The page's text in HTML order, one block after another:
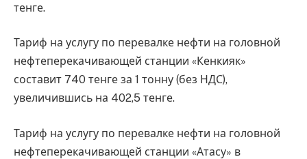
тенге.
Тариф на услугу по перевалке нефти на головной
нефтеперекачивающей станции «Кенкияк»
составит 740 тенге за 1 тонну (без НДС),
увеличившись на 402,5 тенге.
Тариф на услугу по перевалке нефти на головной
нефтеперекачивающей станции «Атасу» в